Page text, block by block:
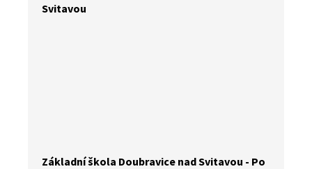
Svitavou
Základní škola Doubravice nad Svitavou - Po